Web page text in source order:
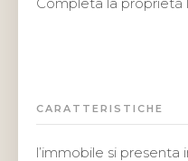
Completa la proprietà
CARATTERISTICHE
l’immobile si